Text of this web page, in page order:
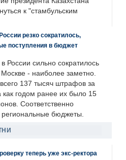
к "стамбульским
резко сократилось,
поступления в бюджет
России сильно сократилось
- наиболее заметно.
137 тысяч штрафов за
как годом ранее их было 15
Соответственно
региональные бюджеты.
теперь уже экс-ректора